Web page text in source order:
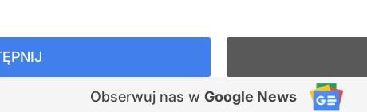
Obserwuj nas w Google News